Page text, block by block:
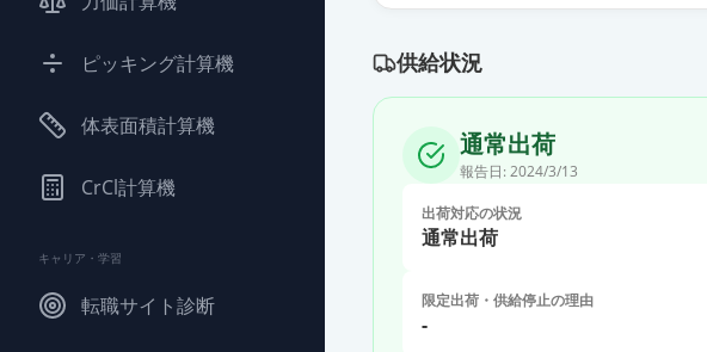
ピッキング計算機
体表面積計算機
CrCl計算機
キャリア・学習
転職サイト診断
供給状況
通常出荷
報告日: 2024/3/13
出荷対応の状況
通常出荷
限定出荷・供給停止の理由
-